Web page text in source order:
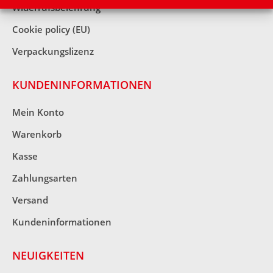
Widerrufsbelehrung
Cookie policy (EU)
Verpackungslizenz
KUNDENINFORMATIONEN
Mein Konto
Warenkorb
Kasse
Zahlungsarten
Versand
Kundeninformationen
NEUIGKEITEN